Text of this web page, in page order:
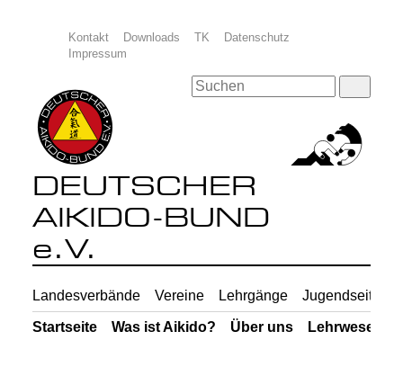
Kontakt Downloads TK
Datenschutz
Impressum
DEUTSCHER
AIKIDO-BUND
e.V.
Landesverbände Vereine Lehrgänge Jugendseiten
Startseite Was ist Aikido? Über uns Lehrwesen